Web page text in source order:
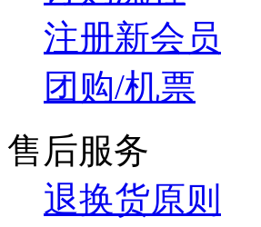
注册新会员
团购/机票
售后服务
退换货原则